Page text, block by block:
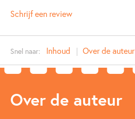
ISBN:
9789021670324
Type: E-book
Auteur(s):
Annejoke Smids
Prijs:
99
Uitgever: Ploegsma
Schrijf een review
Snel naar: Inhoud Over de auteur
Over de auteur